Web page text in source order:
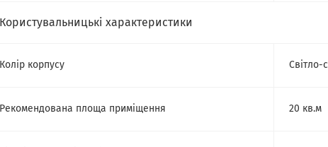
Користувальницькі характеристики
Колір корпусу Світло-
Рекомендована площа приміщення 20 кв.м